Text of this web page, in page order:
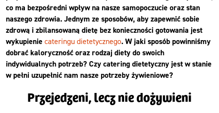
co ma bezpośredni wpływ na nasze samopoczucie oraz stan
naszego zdrowia. Jednym ze sposobów, aby zapewnić sobie
zdrową i zbilansowaną dietę bez konieczności gotowania jest
wykupienie cateringu dietetycznego. W jaki sposób powinniśmy
dobrać kaloryczność oraz rodzaj diety do swoich
indywidualnych potrzeb? Czy catering dietetyczny jest w stanie
w pełni uzupełnić nam nasze potrzeby żywieniowe?
Przejedzeni, lecz nie dożywieni